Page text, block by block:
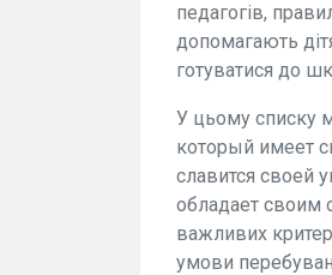
педагогів,
допомагають
готуватися до
У цьому списку
который имеет
славится своей
обладает своим
важливих
умови